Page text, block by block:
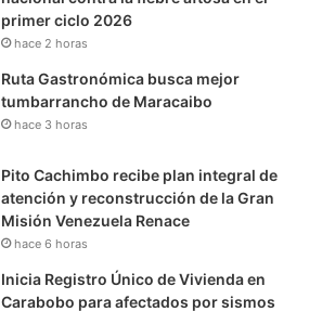
primer ciclo 2026
hace 2 horas
Ruta Gastronómica busca mejor
tumbarrancho de Maracaibo
hace 3 horas
Pito Cachimbo recibe plan integral de
atención y reconstrucción de la Gran
Misión Venezuela Renace
hace 6 horas
Inicia Registro Único de Vivienda en
Carabobo para afectados por sismos